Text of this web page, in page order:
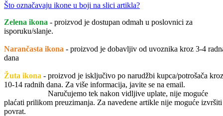
Što označavaju ikone u boji na slici artikla?
Zelena ikona - proizvod je dostupan odmah u poslovnici za
isporuku/slanje.
Narančasta ikona - proizvod je dobavljiv od uvoznika kroz 3-4
dana
Žuta ikona - proizvod je isključivo po narudžbi kupca/potrošača kroz
10-14 radnih dana. Za više informacija, javite se na email.
Naručujemo tek nakon vidljive uplate, nije moguće
plaćati prilikom preuzimanja. Za navedene artikle nije moguće izvršiti
povrat.